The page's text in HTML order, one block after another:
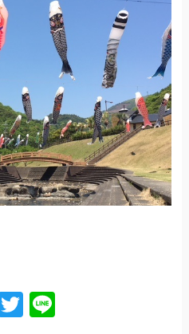
Facebook
Twitter